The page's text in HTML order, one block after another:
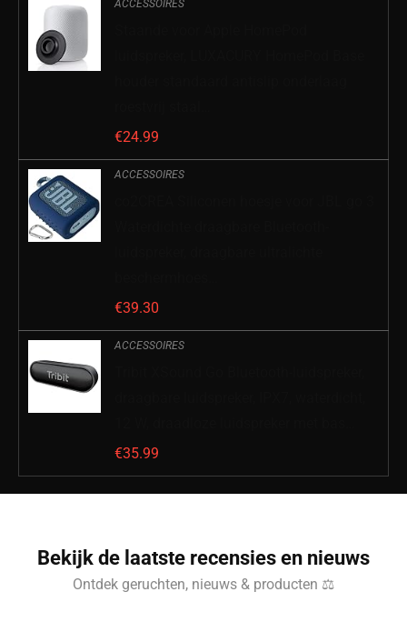
ACCESSOIRES
€24.99
ACCESSOIRES
€39.30
ACCESSOIRES
€35.99
Bekijk de laatste recensies en nieuws
Ontdek geruchten, nieuws & producten ⚖